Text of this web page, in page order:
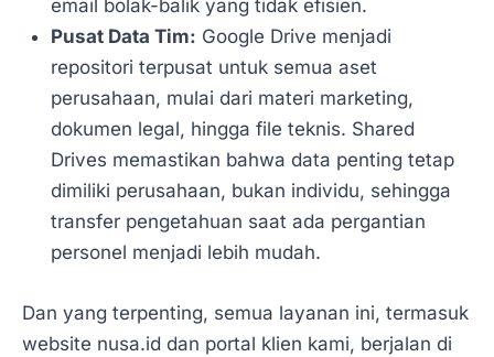
email bolak-balik yang tidak efisien.
Pusat Data Tim: Google Drive menjadi
repositori terpusat untuk semua aset
perusahaan, mulai dari materi marketing,
dokumen legal, hingga file teknis. Shared
Drives memastikan bahwa data penting tetap
dimiliki perusahaan, bukan individu, sehingga
transfer pengetahuan saat ada pergantian
personel menjadi lebih mudah.
Dan yang terpenting, semua layanan ini, termasuk
website nusa.id dan portal klien kami, berjalan di